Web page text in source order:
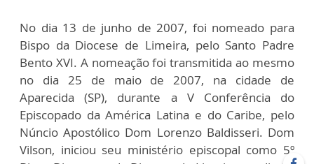
No dia 13 de junho de 2007, foi nomeado para
Bispo da Diocese de Limeira, pelo Santo Padre
Bento XVI. A nomeação foi transmitida ao mesmo
no dia 25 de maio de 2007, na cidade de
Aparecida (SP), durante a V Conferência do
Episcopado da América Latina e do Caribe, pelo
Núncio Apostólico Dom Lorenzo Baldisseri. Dom
Vilson, iniciou seu ministério episcopal como 5º